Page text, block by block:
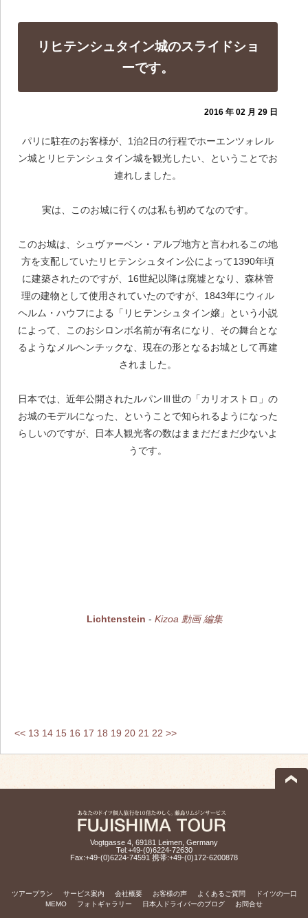
リヒテンシュタイン城のスライドショ
ーです。
2016 年 02 月 29 日
パリに駐在のお客様が、1泊2日の行程でホーエンツォレル
ン城とリヒテンシュタイン城を観光したい、ということでお
連れしました。
実は、このお城に行くのは私も初めてなのです。
このお城は、シュヴァーベン・アルプ地方と言われるこの地
方を支配していたリヒテンシュタイン公によって1390年頃
に建築されたのですが、16世紀以降は廃墟となり、森林管
理の建物として使用されていたのですが、1843年にウィル
ヘルム・ハウフによる「リヒテンシュタイン嬢」という小説
によって、このおシロンボ名前が有名になり、その舞台とな
るようなメルヘンチックな、現在の形となるお城として再建
されました。
日本では、近年公開されたルパンⅢ世の「カリオストロ」の
お城のモデルになった、ということで知られるようになった
らしいのですが、日本人観光客の数はままだだまだ少ないよ
うです。
Lichtenstein -Kizoa 動画 編集
<< 13 14 15 16 17 18 19 20 21 22 >>
Vogtgasse 4, 69181 Leimen, Germany
Tel:+49-(0)6224-72630
Fax:+49-(0)6224-74591 携帯:+49-(0)172-6200878
ツアープラン サービス案内 会社概要 お客様の声 よくあるご質問
ドイツの一口
MEMO
フォトギャラリー 日本人ドライバーのブログ お問合せ